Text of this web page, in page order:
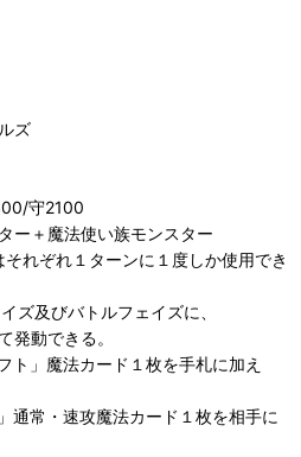
ズ
守2100
ー＋魔法使い族モンスター
れぞれ１ターンに１度しか使用でき
ズ及びバトルフェイズに、
発動できる。
」魔法カード１枚を手札に加え
通常・速攻魔法カード１枚を相手に